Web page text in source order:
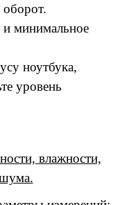
оборот.
и минимальное
ноутбука,
уровень
влажности,